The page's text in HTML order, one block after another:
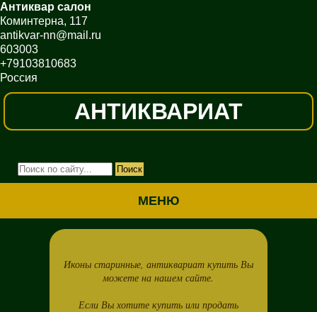
Антиквар салон
Коминтерна, 117
antikvar-nn@mail.ru
603003
+79103810683
Россия
АНТИКВАРИАТ
МЕНЮ
Иконы старинные, антиквариат купить Вы
можете на нашем сайте.
Если Вы хотите купить или продать